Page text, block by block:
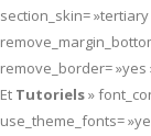
section_skin=
remove_border= »yes
Et Tutoriels»
use_theme_fonts=